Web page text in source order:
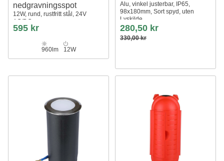
nedgravningsspot
12W, rund, rustfritt stål, 24V
AC/DC
595 kr
960lm 12W
Alu, vinkel justerbar, IP65,
98x180mm, Sort spyd, uten
Lyskilde
280,50 kr
330,00 kr